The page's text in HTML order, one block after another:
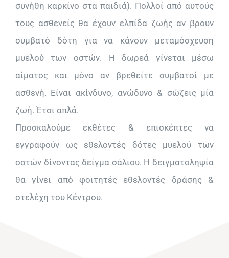
συνήθη καρκίνο στα παιδιά). Πολλοί από αυτούς
τους ασθενείς θα έχουν ελπίδα ζωής αν βρουν
συμβατό δότη για να κάνουν μεταμόσχευση
μυελού των οστών. Η δωρεά γίνεται μέσω
αίματος και μόνο αν βρεθείτε συμβατοί με
ασθενή. Είναι ακίνδυνο, ανώδυνο & σώζεις μία
ζωή. Έτσι απλά.
Προσκαλούμε εκθέτες & επισκέπτες να
εγγραφούν ως εθελοντές δότες μυελού των
οστών δίνοντας δείγμα σάλιου. Η δειγματοληψία
θα γίνει από φοιτητές εθελοντές δράσης &
στελέχη του Κέντρου.